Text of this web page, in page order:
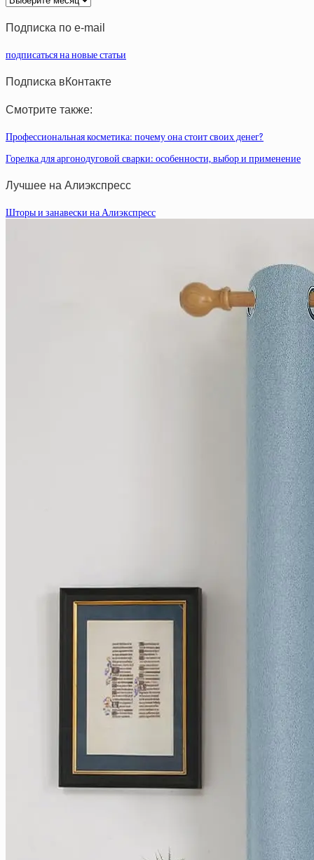
статей
Подписка по e-mail
подписаться на новые статьи
Подписка вКонтакте
Смотрите также:
Профессиональная косметика: почему она стоит своих денег?
Горелка для аргонодуговой сварки: особенности, выбор и применение
Лучшее на Алиэкспресс
Шторы и занавески на Алиэкспресс